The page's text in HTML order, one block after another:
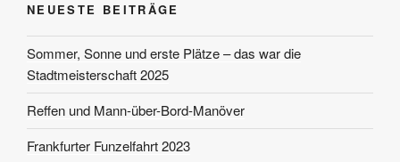
NEUESTE BEITRÄGE
Sommer, Sonne und erste Plätze – das war die
Stadtmeisterschaft 2025
Reffen und Mann-über-Bord-Manöver
Frankfurter Funzelfahrt 2023